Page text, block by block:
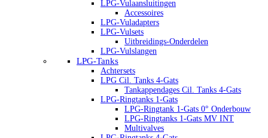
LPG-Vulaansluitingen
Accessoires
LPG-Vuladapters
LPG-Vulsets
Uitbreidings-Onderdelen
LPG-Vulslangen
LPG-Tanks
Achtersets
LPG Cil. Tanks 4-Gats
Tankappendages Cil. Tanks 4-Gats
LPG-Ringtanks 1-Gats
LPG-Ringtank 1-Gats 0° Onderbouw
LPG-Ringtanks 1-Gats MV INT
Multivalves